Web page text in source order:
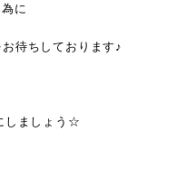
に
待ちしております♪
しましょう☆